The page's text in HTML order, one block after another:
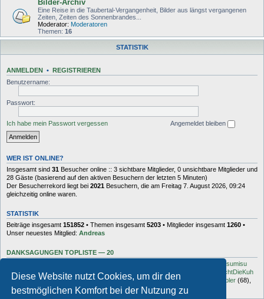
Diese Website nutzt Cookies, um dir den
bestmöglichen Komfort bei der Nutzung zu
Bilder-Archiv
Eine Reise in die Taubertal-Vergangenheit, Bilder aus längst vergangenen
Zeiten, Zeiten des Sonnenbrandes...
Moderator: Moderatoren
Themen: 16
STATISTIK
ANMELDEN • REGISTRIEREN
Benutzername:
Passwort:
Ich habe mein Passwort vergessen Angemeldet bleiben
WER IST ONLINE?
Insgesamt sind 31 Besucher online :: 3 sichtbare Mitglieder, 0 unsichtbare Mitglieder und
28 Gäste (basierend auf den aktiven Besuchern der letzten 5 Minuten)
Der Besucherrekord liegt bei 2021 Besuchern, die am Freitag 7. August 2026, 09:24
gleichzeitig online waren.
STATISTIK
Beiträge insgesamt 151852 • Themen insgesamt 5203 • Mitglieder insgesamt 1260 •
Unser neuestes Mitglied: Andreas
DANKSAGUNGEN TOPLISTE — 20
sumisu
(125),
Elton (125), Charles_Robotnik (124), markus.whatever
MuhMachtDieKuh
(94),Pommes(91),rulaman(80),Hooge(77),Öröc(71),zokker000 vfbler (68),
Janaldo(65),unkow(65),häxe(56),DocBrown(56)